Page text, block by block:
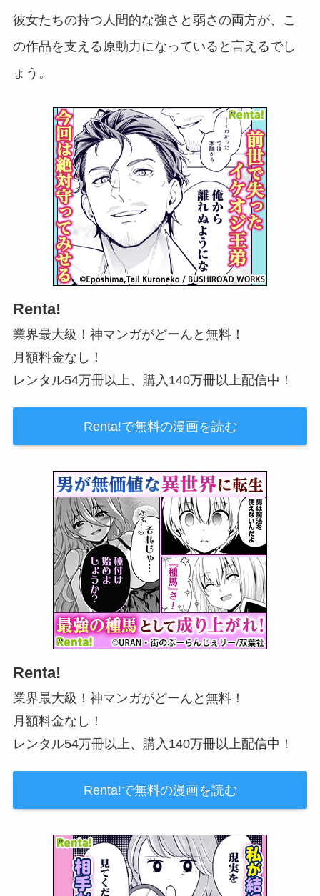
彼女たちの持つ人間的な強さと弱さの両方が、こ
の作品を支える原動力になっていると言えるでし
ょう。
Renta!
業界最大級！神マンガがどーんと無料！
月額料金なし！
レンタル54万冊以上、購入140万冊以上配信中！
Renta!で無料の漫画を読む
Renta!
業界最大級！神マンガがどーんと無料！
月額料金なし！
レンタル54万冊以上、購入140万冊以上配信中！
Renta!で無料の漫画を読む